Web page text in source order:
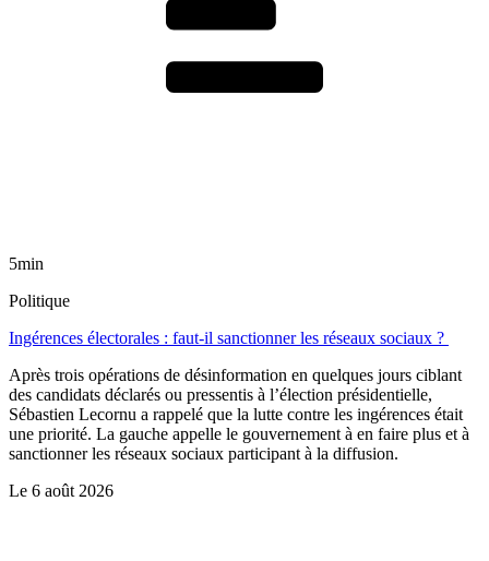
5min
Politique
Ingérences électorales : faut-il sanctionner les réseaux sociaux ?
Après trois opérations de désinformation en quelques jours ciblant
des candidats déclarés ou pressentis à l’élection présidentielle,
Sébastien Lecornu a rappelé que la lutte contre les ingérences était
une priorité. La gauche appelle le gouvernement à en faire plus et à
sanctionner les réseaux sociaux participant à la diffusion.
Le 6 août 2026